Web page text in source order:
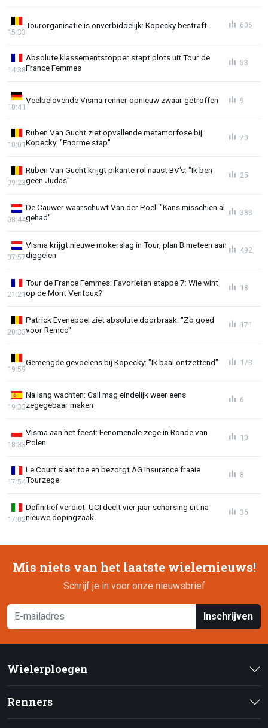
Tourorganisatie is onverbiddelijk: Kopecky bestraft
15:33
606
Absolute klassementstopper stapt plots uit Tour de
France Femmes
14:38
53
Veelbelovende Visma-renner opnieuw zwaar getroffen
10:41
9
Ruben Van Gucht ziet opvallende metamorfose bij
Kopecky: "Enorme stap"
10:01
70
Ruben Van Gucht krijgt pikante rol naast BV's: "Ik ben
geen Judas"
09:23
25
De Cauwer waarschuwt Van der Poel: "Kans misschien al
gehad"
08:44
383
Visma krijgt nieuwe mokerslag in Tour, plan B meteen aan
diggelen
07:57
492
Tour de France Femmes: Favorieten etappe 7: Wie wint
op de Mont Ventoux?
21:21
18
Patrick Evenepoel ziet absolute doorbraak: "Zo goed
voor Remco"
20:33
171
Gemengde gevoelens bij Kopecky: "Ik baal ontzettend"
19:59
173
Na lang wachten: Gall mag eindelijk weer eens
zegegebaar maken
19:33
6
Visma aan het feest: Fenomenale zege in Ronde van
Polen
18:33
10
Le Court slaat toe en bezorgt AG Insurance fraaie
Tourzege
17:54
8
Definitief verdict: UCI deelt vier jaar schorsing uit na
nieuwe dopingzaak
17:02
36
Mis niets van het laatste wielernieuws!
Schrijf je in voor onze nieuwsbrief
Inschrijven
Wielerploegen
Renners